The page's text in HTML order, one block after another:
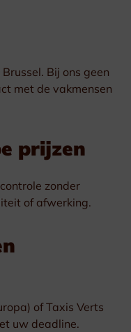
Bij ons geen
met de vakmensen
prijzen
zonder
of afwerking.
of Taxis Verts
uw deadline.